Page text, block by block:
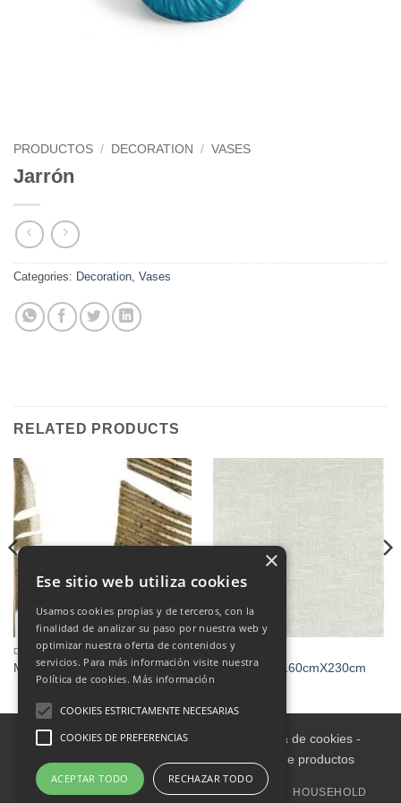
PRODUCTOS / DECORATION / VASES
Jarrón
Categories: Decoration, Vases
RELATED PRODUCTS
DECORATION
Mural
CARPETS
ALFOMBRA 160cmX230cm
Aviso legal-Política de Privacidad Política de cookies-
Condiciones informativas sobre catálogo de productos
HOME OUTDOOR DECORATION
HOUSEHOLD
×
Ese sitio web utiliza cookies
Usamos cookies propias y de terceros, con la
finalidad de analizar su paso por nuestra web y
optimizar nuestra oferta de contenidos y
servicios. Para más información visite nuestra
Política de cookies. Más información
COOKIES ESTRICTAMENTE NECESARIAS
COOKIES DE PREFERENCIAS
ACEPTAR TODO RECHAZAR TODO